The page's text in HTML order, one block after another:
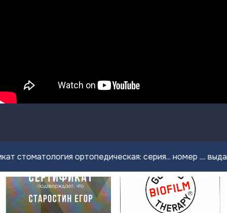
ортопедическая: серия... номер .... выдан